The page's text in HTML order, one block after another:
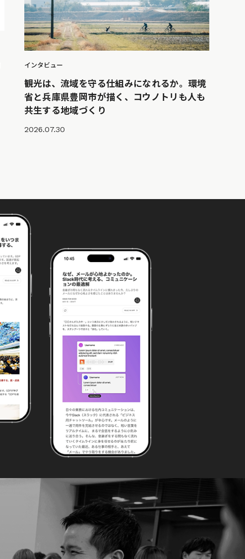
インタビュー
観光は、流域を守る仕組みになれるか。環境
省と兵庫県豊岡市が描く、コウノトリも人も
共生する地域づくり
2026.07.30